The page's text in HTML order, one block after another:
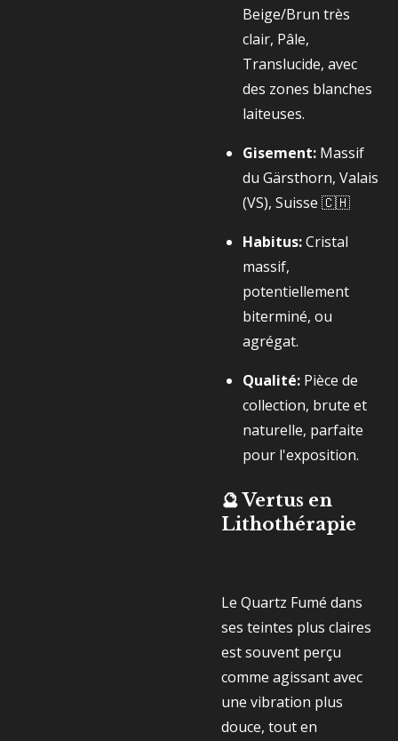
Beige/Brun très
clair, Pâle,
Translucide, avec
des zones blanches
laiteuses.
Gisement: Massif
du Gärsthorn, Valais
(VS), Suisse 🇨🇭
Habitus:Cristal
massif,
potentiellement
biterminé, ou
agrégat.
Qualité: Pièce de
collection, brute et
naturelle, parfaite
pour l'exposition.
🔮 Vertus en
Lithothérapie
Le Quartz Fumé dans
ses teintes plus claires
est souvent perçu
comme agissant avec
une vibration plus
douce, tout en